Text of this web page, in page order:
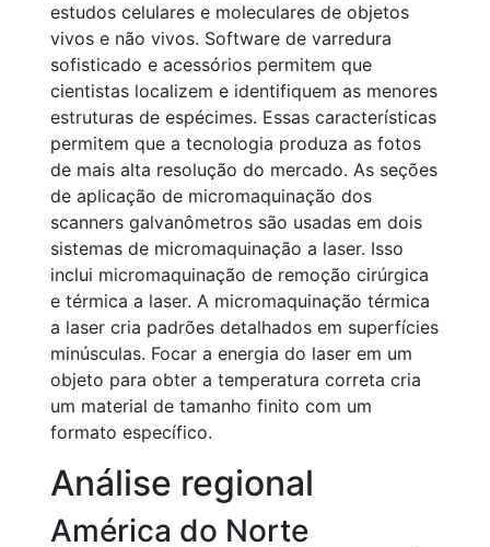
estudos celulares e moleculares de objetos
vivos e não vivos. Software de varredura
sofisticado e acessórios permitem que
cientistas localizem e identifiquem as menores
estruturas de espécimes. Essas características
permitem que a tecnologia produza as fotos
de mais alta resolução do mercado. As seções
de aplicação de micromaquinação dos
scanners galvanômetros são usadas em dois
sistemas de micromaquinação a laser. Isso
inclui micromaquinação de remoção cirúrgica
e térmica a laser. A micromaquinação térmica
a laser cria padrões detalhados em superfícies
minúsculas. Focar a energia do laser em um
objeto para obter a temperatura correta cria
um material de tamanho finito com um
formato específico.
Análise regional
América do Norte